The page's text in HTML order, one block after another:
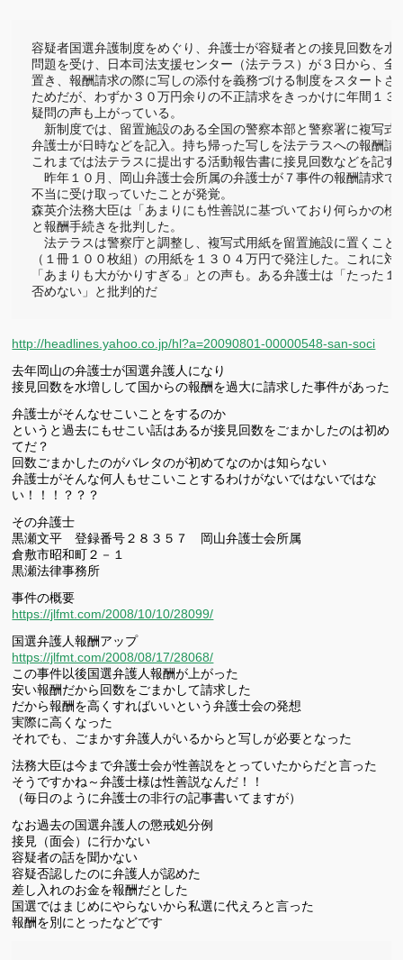
容疑者国選弁護制度をめぐり、弁護士が容疑者との接見回数を
問題を受け、日本司法支援センター（法テラス）が３日から、
置き、報酬請求の際に写しの添付を義務づける制度をスタートさ
ためだが、わずか３０万円余りの不正請求をきっかけに年間１
疑問の声も上がっている。
新制度では、留置施設のある全国の警察本部と警察署に複写式
弁護士が日時などを記入。持ち帰った写しを法テラスへの報酬請
これまでは法テラスに提出する活動報告書に接見回数などを記
昨年１０月、岡山弁護士会所属の弁護士が７事件の報酬請求で
不当に受け取っていたことが発覚。
森英介法務大臣は「あまりにも性善説に基づいており何らかの検
と報酬手続きを批判した。
法テラスは警察庁と調整し、複写式用紙を留置施設に置くこと
（１冊１００枚組）の用紙を１３０４万円で発注した。これに
「あまりも大がかりすぎる」との声も。ある弁護士は「たった
否めない」と批判的だ
http://headlines.yahoo.co.jp/hl?a=20090801-00000548-san-soci
去年岡山の弁護士が国選弁護人になり
接見回数を水増しして国からの報酬を過大に請求した事件があった
弁護士がそんなせこいことをするのか
というと過去にもせこい話はあるが接見回数をごまかしたのは初め
てだ？
回数ごまかしたのがバレタのが初めてなのかは知らない
弁護士がそんな何人もせこいことするわけがないではないではな
い！！！？？？
その弁護士
黒瀬文平 登録番号２８３５７ 岡山弁護士会所属
倉敷市昭和町２－１
黒瀬法律事務所
事件の概要
https://jlfmt.com/2008/10/10/28099/
国選弁護人報酬アップ
https://jlfmt.com/2008/08/17/28068/
この事件以後国選弁護人報酬が上がった
安い報酬だから回数をごまかして請求した
だから報酬を高くすればいいという弁護士会の発想
実際に高くなった
それでも、ごまかす弁護人がいるからと写しが必要となった
法務大臣は今まで弁護士会が性善説をとっていたからだと言った
そうですかね～弁護士様は性善説なんだ！！
（毎日のように弁護士の非行の記事書いてますが）
なお過去の国選弁護人の懲戒処分例
接見（面会）に行かない
容疑者の話を聞かない
容疑否認したのに弁護人が認めた
差し入れのお金を報酬だとした
国選ではまじめにやらないから私選に代えろと言った
報酬を別にとったなどです